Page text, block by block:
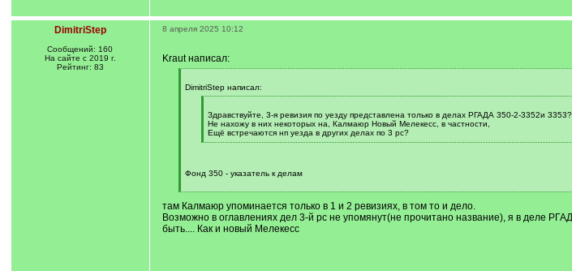
DimitriStep
Сообщений: 160
На сайте с 2019 г.
Рейтинг: 83
8 апреля 2025 10:12
Kraut написал:
q
DimitriStep написал:
q
]
Здравствуйте, 3-я ревизия по уезду представлена только в делах РГАДА 350-2-3352и 3353?
Не нахожу в них некоторых на, Калмаюр Новый Мелекесс, в частности,
Ещё встречаются нп уезда в других делах по 3 рс?
[
Фонд 350 - указатель к делам
[
q
]
там Калмаюр упоминается только в 1 и 2 ревизиях, в том то и дело.
Возможно в оглавлениях дел 3-й рс не упомянут(не прочитано название), я в деле
быть.... Как и новый Мелекесс